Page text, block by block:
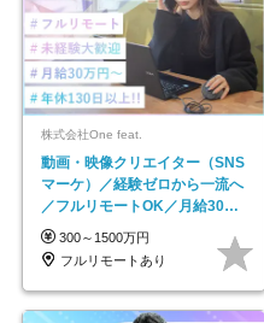
株式会社One feat.
動画・映像クリエイター（SNS
マーケ）／経験ゼロから一流へ
／フルリモートOK／月給30万
円～／年休130日以上
300～1500万円
フルリモートあり